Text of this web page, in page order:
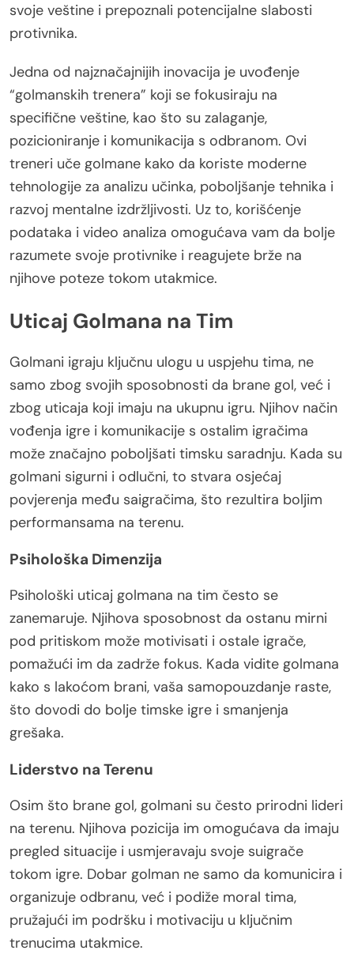
svoje veštine i prepoznali potencijalne slabosti
protivnika.
Jedna od najznačajnijih inovacija je uvođenje
“golmanskih trenera” koji se fokusiraju na
specifične veštine, kao što su zalaganje,
pozicioniranje i komunikacija s odbranom. Ovi
treneri uče golmane kako da koriste moderne
tehnologije za analizu učinka, poboljšanje tehnika i
razvoj mentalne izdržljivosti. Uz to, korišćenje
podataka i video analiza omogućava vam da bolje
razumete svoje protivnike i reagujete brže na
njihove poteze tokom utakmice.
Uticaj Golmana na Tim
Golmani igraju ključnu ulogu u uspjehu tima, ne
samo zbog svojih sposobnosti da brane gol, već i
zbog uticaja koji imaju na ukupnu igru. Njihov način
vođenja igre i komunikacije s ostalim igračima
može značajno poboljšati timsku saradnju. Kada su
golmani sigurni i odlučni, to stvara osjećaj
povjerenja među saigračima, što rezultira boljim
performansama na terenu.
Psihološka Dimenzija
Psihološki uticaj golmana na tim često se
zanemaruje. Njihova sposobnost da ostanu mirni
pod pritiskom može motivisati i ostale igrače,
pomažući im da zadrže fokus. Kada vidite golmana
kako s lakoćom brani, vaša samopouzdanje raste,
što dovodi do bolje timske igre i smanjenja
grešaka.
Liderstvo na Terenu
Osim što brane gol, golmani su često prirodni lideri
na terenu. Njihova pozicija im omogućava da imaju
pregled situacije i usmjeravaju svoje suigrače
tokom igre. Dobar golman ne samo da komunicira i
organizuje odbranu, već i podiže moral tima,
pružajući im podršku i motivaciju u ključnim
trenucima utakmice.